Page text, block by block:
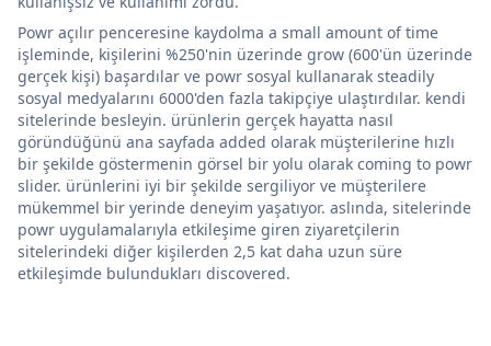
Powr açılır penceresine kaydolma a small amount of time
işleminde, kişilerini %250'nin üzerinde grow (600'ün üzerinde
gerçek kişi) başardılar ve powr sosyal kullanarak steadily
sosyal medyalarını 6000'den fazla takipçiye ulaştırdılar. kendi
sitelerinde besleyin. ürünlerin gerçek hayatta nasıl
göründüğünü ana sayfada added olarak müşterilerine hızlı
bir şekilde göstermenin görsel bir yolu olarak coming to powr
slider. ürünlerini iyi bir şekilde sergiliyor ve müşterilere
mükemmel bir yerinde deneyim yaşatıyor. aslında, sitelerinde
powr uygulamalarıyla etkileşime giren ziyaretçilerin
sitelerindeki diğer kişilerden 2,5 kat daha uzun süre
etkileşimde bulundukları discovered.